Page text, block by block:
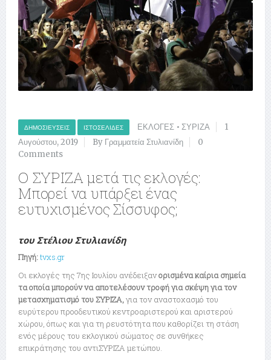
ΔΗΜΟΣΙΕΎΣΕΙΣ ΙΣΤΟΣΕΛΊΔΕΣ ΕΚΛΟΓΕΣ • ΣΥΡΙΖΑ
1
Αυγούστου, 2019
By Γραμματεία Στυλιανίδη
0
Comments
Ο ΣΥΡΙΖΑ μετά τις εκλογές:
Μπορεί να υπάρξει ένας
ευτυχισμένος Σίσσυφος;
του Στέλιου Στυλιανίδη
Πηγή:tvxs.gr
Οι εκλογές της 7ης Ιουλίου ανέδειξανορισμένα καίρια σημεία
τα οποία μπορούν να αποτελέσουν τροφή για σκέψη για τον
μετασχηματισμό του ΣΥΡΙΖΑ,για τον αναστοχασμό του
ευρύτερου προοδευτικού κεντροαριστερού και αριστερού
χώρου, όπως και για τη ρευστότητα που καθορίζει τη στάση
ενός μέρους του εκλογικού σώματος σε συνθήκες
επικράτησης του αντιΣΥΡΙΖΑ μετώπου.